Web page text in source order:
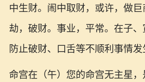
中生财。闹中取财，或许，做
劫，破财。事业，平常。在子、
防止破财、口舌等不顺利事情发
命宫在（午）您的命宫无主星